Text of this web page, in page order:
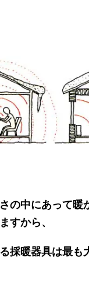
の中にあって暖
すから、
採暖器具は最も